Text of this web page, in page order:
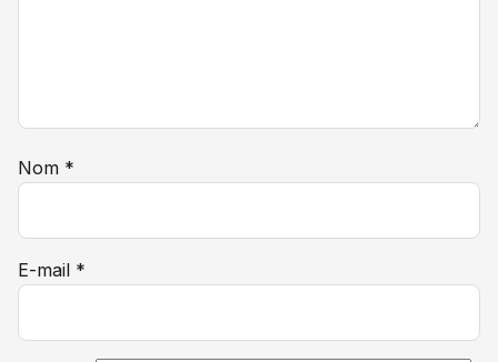
Nom *
E-mail *